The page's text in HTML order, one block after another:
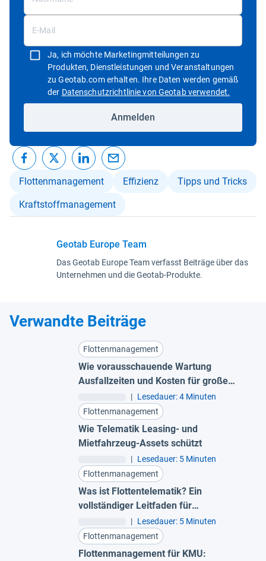
Ja, ich möchte Marketingmitteilungen zu
Produkten, Dienstleistungen und Veranstaltungen
zu Geotab.com erhalten. Ihre Daten werden gemäß
der Datenschutzrichtlinie von Geotab verwendet.
Anmelden
Flottenmanagement Effizienz Tipps und Tricks
Kraftstoffmanagement
Geotab Europe Team
Das Geotab Europe Team verfasst Beiträge über das
Unternehmen und die Geotab-Produkte.
Verwandte Beiträge
Flottenmanagement
Wie vorausschauende Wartung
Ausfallzeiten und Kosten für große
Flotten reduziert
| Lesedauer: 4 Minuten
Flottenmanagement
Wie Telematik Leasing- und
Mietfahrzeug-Assets schützt
| Lesedauer: 5 Minuten
Flottenmanagement
Was ist Flottentelematik? Ein
vollständiger Leitfaden für
Fuhrparkleiter
| Lesedauer: 5 Minuten
Flottenmanagement
Flottenmanagement für KMU: